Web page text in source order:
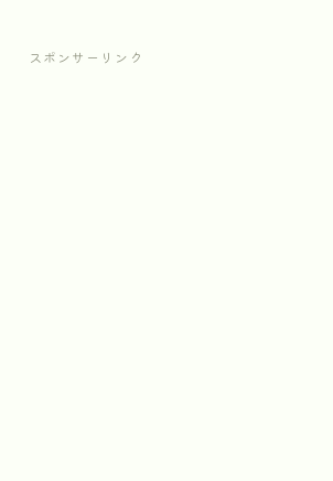
スポンサーリンク